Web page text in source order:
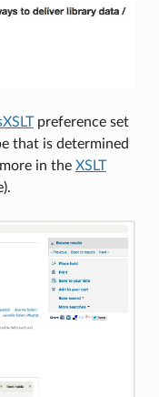
preference set
that is determined
in the XSLT